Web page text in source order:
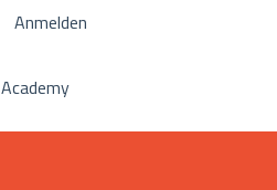
Anmelden
Academy